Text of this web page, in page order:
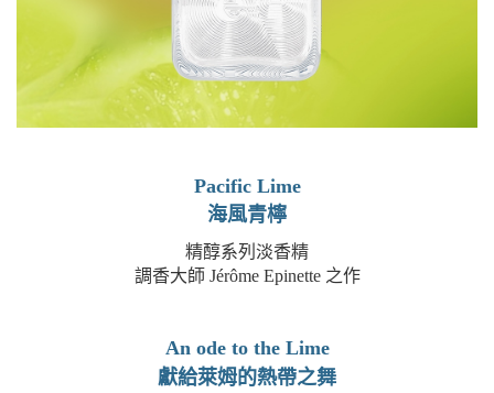
Pacific Lime
海風青檸
精醇系列淡香精
調香大師 Jérôme Epinette 之作
An ode to the Lime
獻給萊姆的熱帶之舞